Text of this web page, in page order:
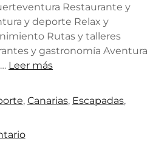
Restaurante y
y deporte Relax y
Rutas y talleres
y gastronomía Aventura
Leer más
, Canarias, Escapadas,